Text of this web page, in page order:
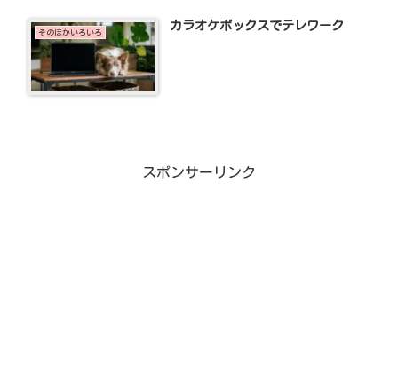
そのほかいろいろ
カラオケボックスでテレワーク
スポンサーリンク